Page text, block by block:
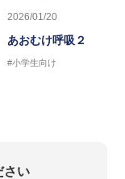
2026/01/20
あおむけ呼吸２
#小学生向け
さい